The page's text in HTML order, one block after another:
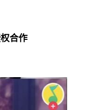
合作